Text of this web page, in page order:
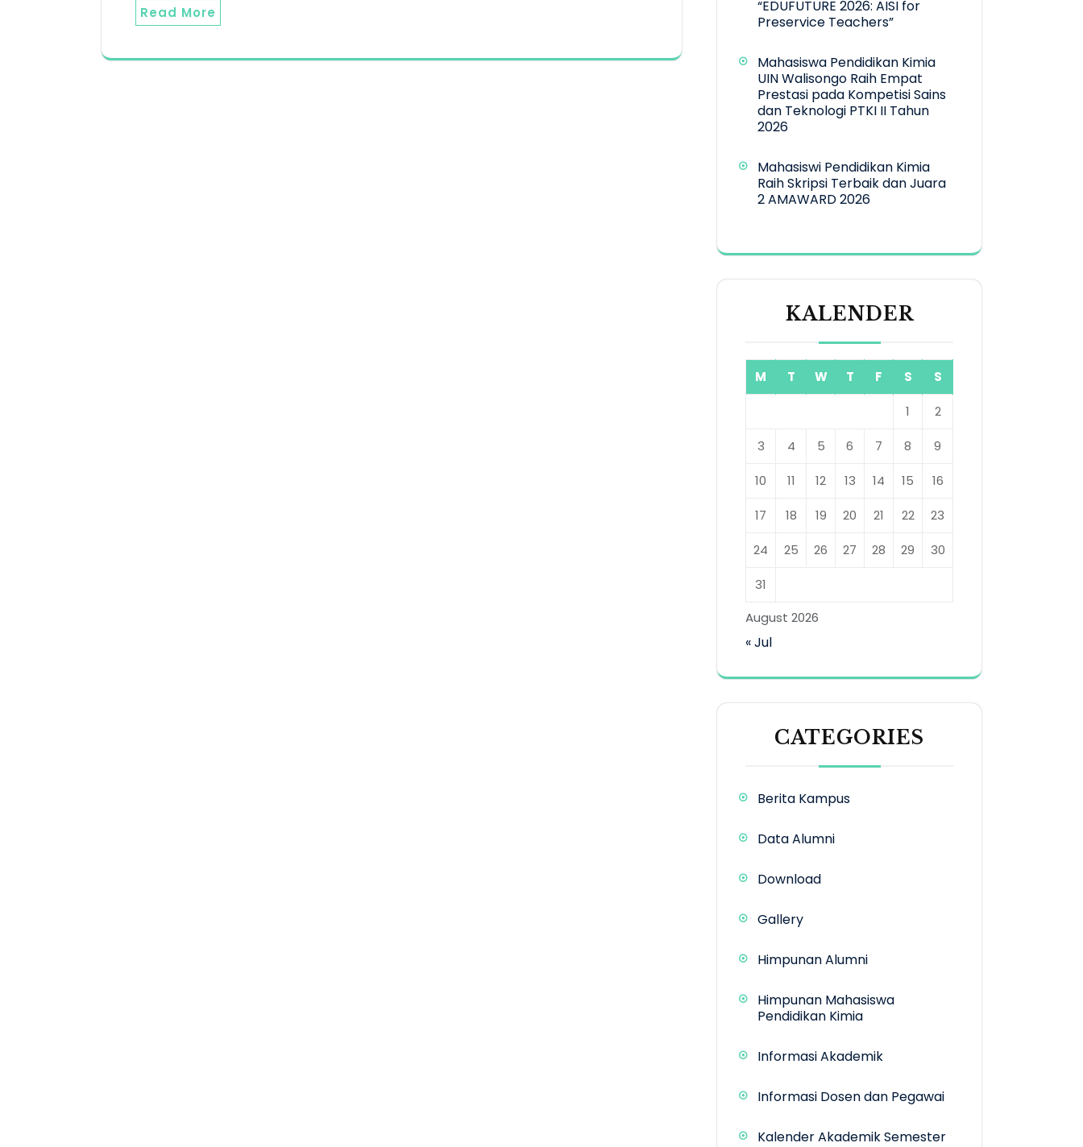
Read More
“EDUFUTURE 2026: AISI for
Preservice Teachers”
Mahasiswa Pendidikan Kimia
UIN Walisongo Raih Empat
Prestasi pada Kompetisi Sains
dan Teknologi PTKI II Tahun
2026
Mahasiswi Pendidikan Kimia
Raih Skripsi Terbaik dan Juara
2 AMAWARD 2026
KALENDER
August 2026
M T W T F S S
1 2
3 4 5 6 7 8 9
10 11 12 13 14 15 16
17 18 19 20 21 22 23
24 25 26 27 28 29 30
31
« Jul
CATEGORIES
Berita Kampus
Data Alumni
Download
Gallery
Himpunan Alumni
Himpunan Mahasiswa
Pendidikan Kimia
Informasi Akademik
Informasi Dosen dan Pegawai
Kalender Akademik Semester